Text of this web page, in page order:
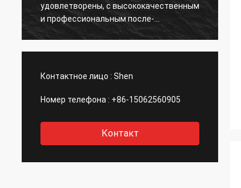
удовлетворены, с высококачественным
и профессиональным после-
обслуживанием.
Контактное лицо : Shen
Номер телефона : +86-15062560905
Контакт